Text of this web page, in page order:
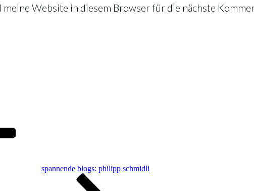
Website in diesem Browser für die nächste
spannende blogs: philipp schmidli